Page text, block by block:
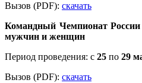
Вызов (PDF): скачать
Командный Чемпионат
мужчин и женщин
Период проведения: с 25 по 29
Вызов (PDF): скачать